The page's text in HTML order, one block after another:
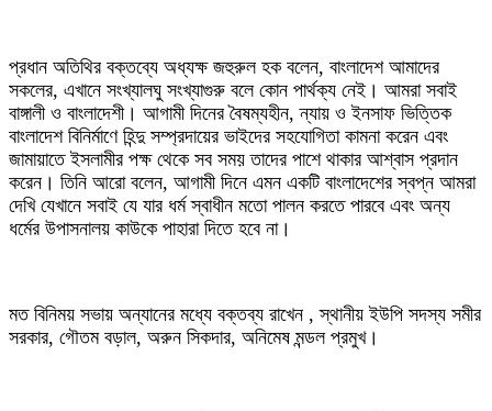
প্রধান অতিথির বক্তব্যে অধ্যক্ষ জহুরুল হক বলেন, বাংলাদেশ আমাদের
সকলের, এখানে সংখ্যালঘু সংখ্যাগুরু বলে কোন পার্থক্য নেই। আমরা সবাই
বাঙ্গালী ও বাংলাদেশী। আগামী দিনের বৈষম্যহীন, ন্যায় ও ইনসাফ ভিত্তিক
বাংলাদেশ বিনির্মাণে হিন্দু সম্প্রদায়ের ভাইদের সহযোগিতা কামনা করেন এবং
জামায়াতে ইসলামীর পক্ষ থেকে সব সময় তাদের পাশে থাকার আশ্বাস প্রদান
করেন। তিনি আরো বলেন, আগামী দিনে এমন একটি বাংলাদেশের স্বপ্ন আমরা
দেখি যেখানে সবাই যে যার ধর্ম স্বাধীন মতো পালন করতে পারবে এবং অন্য
ধর্মের উপাসনালয় কাউকে পাহারা দিতে হবে না।
মত বিনিময় সভায় অন্যানের মধ্যে বক্তব্য রাখেন , স্থানীয় ইউপি সদস্য সমীর
সরকার, গৌতম বড়াল, অরুন সিকদার, অনিমেষ মন্ডল প্রমুখ।